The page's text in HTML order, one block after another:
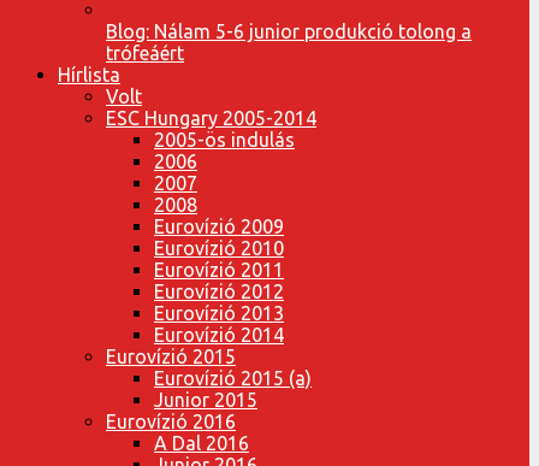
Blog: Nálam 5-6 junior produkció tolong a
trófeáért
Hírlista
Volt
ESC Hungary 2005-2014
2005-ös indulás
2006
2007
2008
Eurovízió 2009
Eurovízió 2010
Eurovízió 2011
Eurovízió 2012
Eurovízió 2013
Eurovízió 2014
Eurovízió 2015
Eurovízió 2015 (a)
Junior 2015
Eurovízió 2016
A Dal 2016